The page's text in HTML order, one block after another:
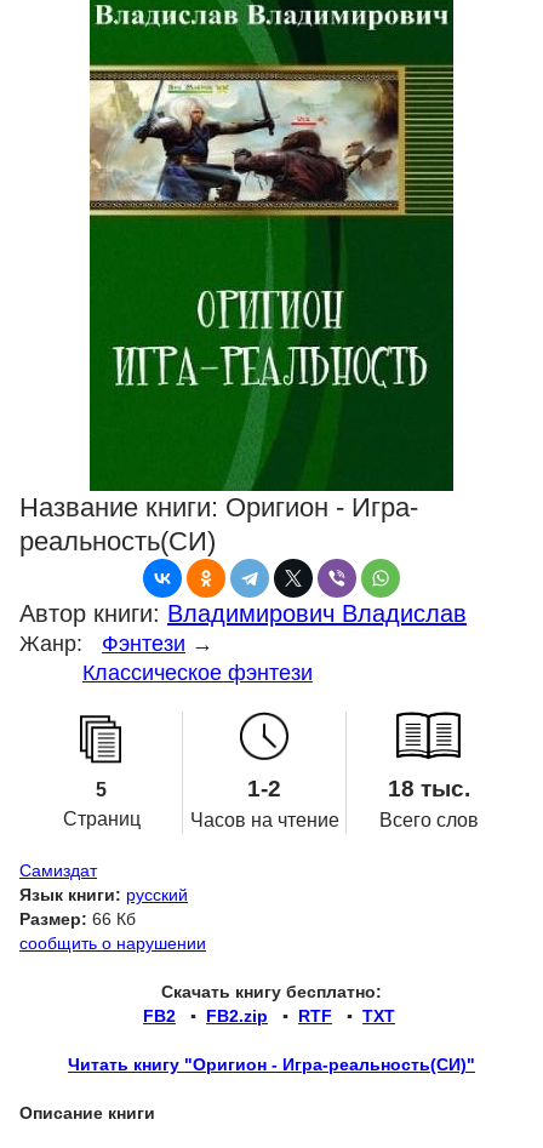
Название книги: Оригион - Игра-
реальность(СИ)
Автор книги: Владимирович Владислав
Жанр: Фэнтези →
Классическое фэнтези
5
Страниц
1-2
Часов на чтение
18 тыс.
Всего слов
Самиздат
Язык книги: русский
Размер: 66 Кб
сообщить о нарушении
Скачать книгу бесплатно:
FB2 ▪ FB2.zip ▪ RTF ▪ TXT
Читать книгу "Оригион - Игра-реальность(СИ)"
Описание книги